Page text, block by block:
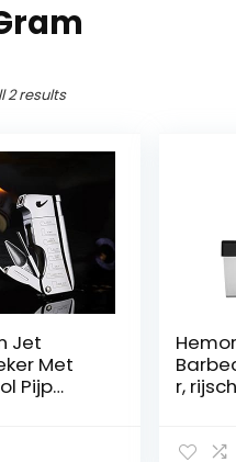
2 results
Jet
Met
Pijp
r,